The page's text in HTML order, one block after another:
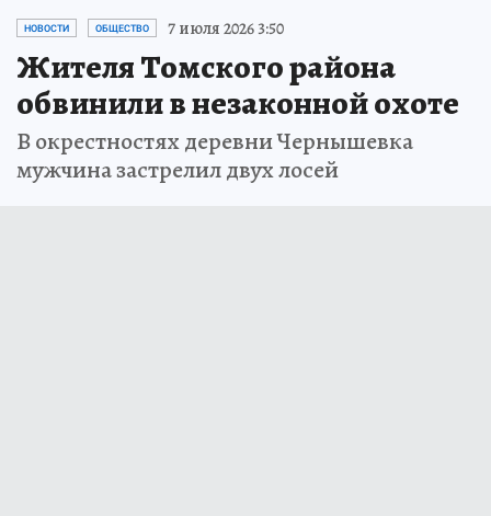
НОВОСТИ ОБЩЕСТВО 7 июля 2026 3:50
Жителя Томского района
обвинили в незаконной охоте
В окрестностях деревни Чернышевка
мужчина застрелил двух лосей